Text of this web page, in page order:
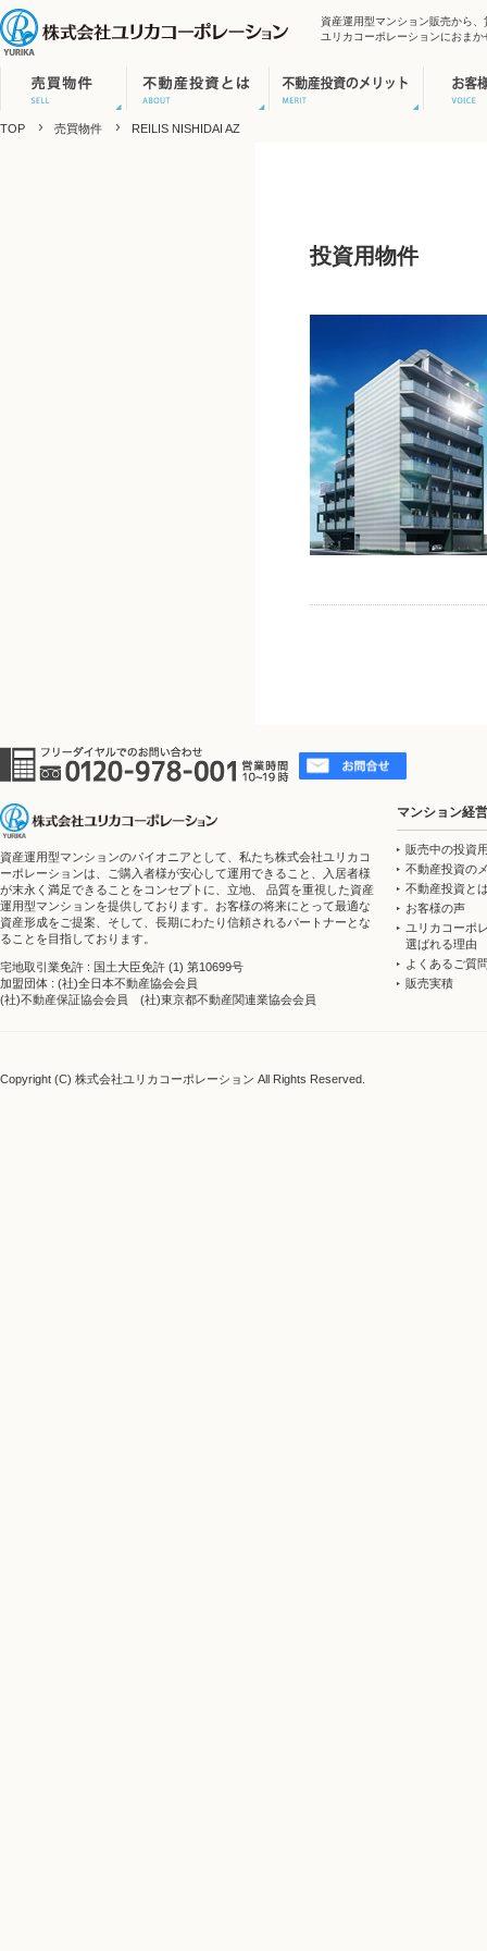
資産運用型マンション販売から
ユリカコーポレーションにおまか
TOP 売買物件 REILIS NISHIDAI AZ
投資用物件
資産運用型マンションのパイオニアとして、私たち株式会社ユリカコ
ーポレーションは、ご購入者様が安心して運用できること、入居者様
が末永く満足できることをコンセプトに、立地、 品質を重視した資産
運用型マンションを提供しております。お客様の将来にとって最適な
資産形成をご提案、そして、長期にわたり信頼されるパートナーとな
ることを目指しております。
宅地取引業免許 : 国土大臣免許 (1) 第10699号
加盟団体 : (社)全日本不動産協会会員
(社)不動産保証協会会員 (社)東京都不動産関連業協会会員
マンション経
販売中の投資
不動産投資の
不動産投資と
お客様の声
ユリカコーポ
選ばれる理由
よくあるご質
販売実積
Copyright (C) 株式会社ユリカコーポレーション All Rights Reserved.